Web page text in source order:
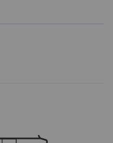
200 litros
kg